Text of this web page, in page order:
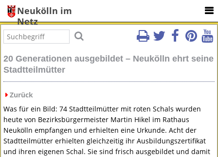
Neukölln im
Netz
20 Generationen ausgebildet – Neukölln ehrt seine
Stadtteilmütter
Zurück
Was für ein Bild: 74 Stadtteilmütter mit roten Schals wurden
heute von Bezirksbürgermeister Martin Hikel im Rathaus
Neukölln empfangen und erhielten eine Urkunde. Acht der
Stadtteilmütter erhielten gleichzeitig ihr Ausbildungszertifikat
und ihren eigenen Schal. Sie sind frisch ausgebildet und damit